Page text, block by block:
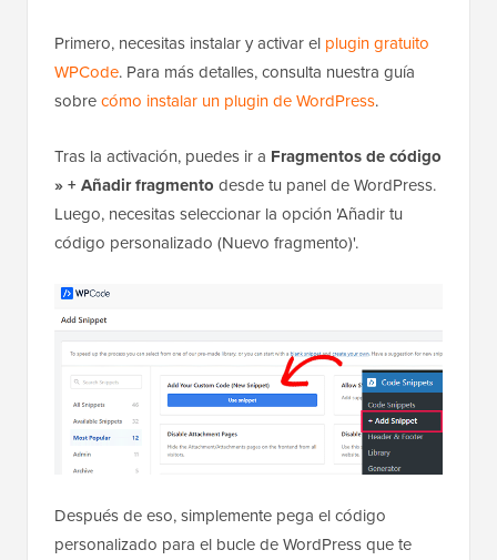
Primero, necesitas instalar y activar el plugin gratuito
WPCode. Para más detalles, consulta nuestra guía
sobrecómo instalar un plugin de WordPress.
Tras la activación, puedes ir a Fragmentos de código
» + Añadir fragmento desde tu panel de WordPress.
Luego, necesitas seleccionar la opción 'Añadir tu
código personalizado (Nuevo fragmento)'.
Después de eso, simplemente pega el código
personalizado para el bucle de WordPress que te